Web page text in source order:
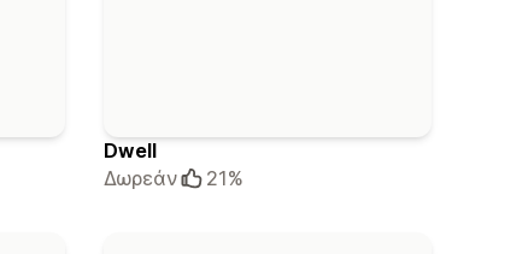
Dwell
Δωρεάν
21%